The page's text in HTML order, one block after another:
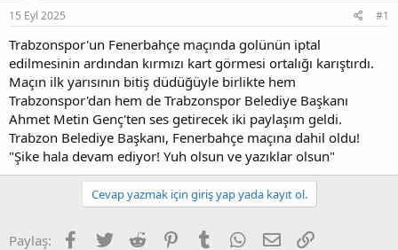
u
b
a
ş
l
a
t
a
n
ç
a
r
i
h
i
15 Eyl 2025 #1
Trabzonspor'un Fenerbahçe maçında golünün iptal
edilmesinin ardından kırmızı kart görmesi ortalığı karıştırdı.
Maçın ilk yarısının bitiş düdüğüyle birlikte hem
Trabzonspor'dan hem de Trabzonspor Belediye Başkanı
Ahmet Metin Genç'ten ses getirecek iki paylaşım geldi.
Trabzon Belediye Başkanı, Fenerbahçe maçına dahil oldu!
"Şike hala devam ediyor! Yuh olsun ve yazıklar olsun"
Cevap yazmak için giriş yap yada kayıt ol.
Paylaş: Facebook
Twitter Reddit PinterestTumblr WhatsApp
E-posta